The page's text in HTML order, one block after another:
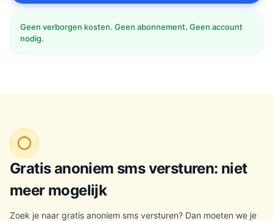
Geen verborgen kosten. Geen abonnement. Geen account
nodig.
Gratis anoniem sms versturen: niet
meer mogelijk
Zoek je naar gratis anoniem sms versturen? Dan moeten we je